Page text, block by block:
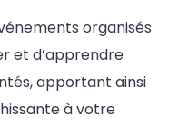
organisés
et d’apprendre
apportant ainsi
à votre